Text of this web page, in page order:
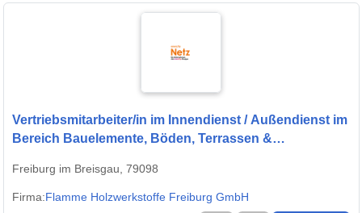
Vertriebsmitarbeiter/in im Innendienst / Außendienst im
Bereich Bauelemente, Böden, Terrassen &
Freiburg im Breisgau, 79098
Firma:Flamme Holzwerkstoffe Freiburg GmbH